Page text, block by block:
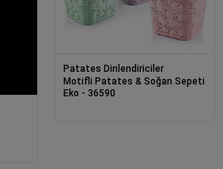
Patates Dinlendiriciler
Motifli Patates & Soğan Sepeti
Eko - 36590